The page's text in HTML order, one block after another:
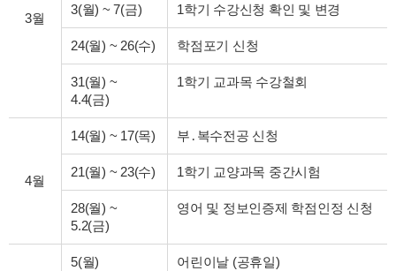
3월
3(월) ~ 7(금) 1학기 수강신청 확인 및 변경
24(월) ~ 26(수) 학점포기 신청
31(월) ~
4.4(금)
1학기 교과목 수강철회
4월
14(월) ~ 17(목) 부․복수전공 신청
21(월) ~ 23(수) 1학기 교양과목 중간시험
28(월) ~
5.2(금)
영어 및 정보인증제 학점인정 신청
5(월) 어린이날 (공휴일)